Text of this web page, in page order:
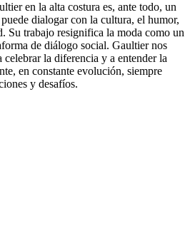
en la alta costura es, ante todo, un
dialogar con la cultura, el humor,
Su trabajo resignifica la moda como un
de diálogo social. Gaultier nos
celebrar la diferencia y a entender la
en constante evolución, siempre
y desafíos.